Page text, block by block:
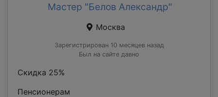
Мастер "Белов Александр"
Москва
Зарегистрирован 10 месяцев назад
Был на сайте давно
Скидка 25%
Пенсионерам